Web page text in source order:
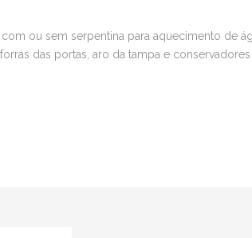
ou sem serpentina para aquecimento de
das portas, aro da tampa e